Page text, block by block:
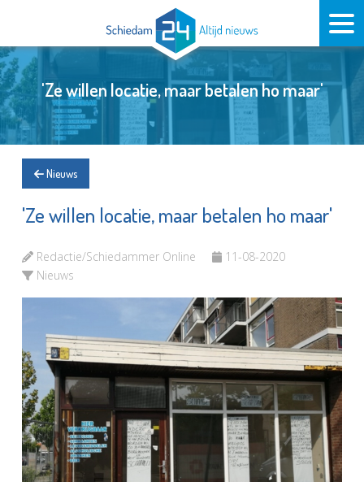
'Ze willen locatie, maar betalen ho maar'
Nieuws
'Ze willen locatie, maar betalen ho maar'
Redactie/Schiedammer Online
11-08-2020
Nieuws